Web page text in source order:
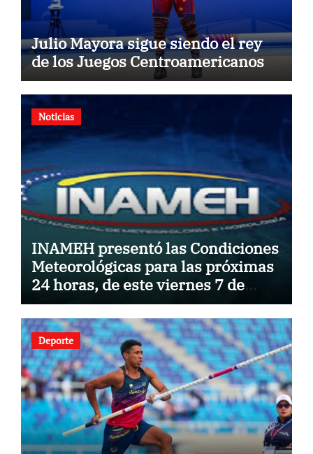
Julio Mayora sigue siendo el rey
de los Juegos Centroamericanos
Noticias
INAMEH presentó las Condiciones
Meteorológicas para las próximas
24 horas, de este viernes 7 de
agosto 2026
Deporte